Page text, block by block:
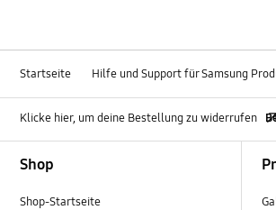
Startseite Hilfe und Support für Samsung
Klicke hier, um deine Bestellung zu widerrufen
Shop
Shop-Startseite